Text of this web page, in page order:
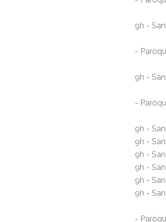
9h -
-
9h -
-
9h -
9h -
9h -
9h -
9h -
9h -
-